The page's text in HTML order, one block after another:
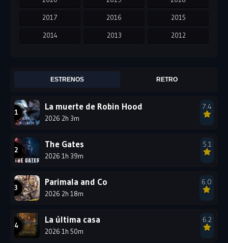
2017 2016 2015
2014 2013 2012
2002 2001
1996
1993
1990
1987
1981
ESTRENOS RETRO
La muerte de Robin Hood
2026 2h 3m
7.4
The Gates
2026 1h 39m
5.1
Parimala and Co
2026 2h 18m
6.0
La última casa
2026 1h 50m
6.2